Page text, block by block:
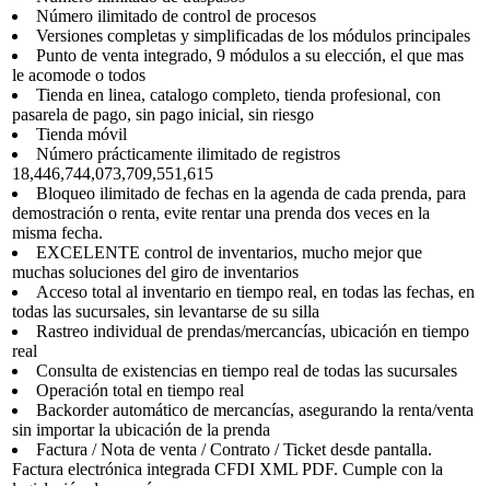
Número ilimitado de control de procesos
Versiones completas y simplificadas de los módulos principales
Punto de venta integrado, 9 módulos a su elección, el que mas
le acomode o todos
Tienda en linea, catalogo completo, tienda profesional, con
pasarela de pago, sin pago inicial, sin riesgo
Tienda móvil
Número prácticamente ilimitado de registros
18,446,744,073,709,551,615
Bloqueo ilimitado de fechas en la agenda de cada prenda, para
demostración o renta, evite rentar una prenda dos veces en la
misma fecha.
EXCELENTE control de inventarios, mucho mejor que
muchas soluciones del giro de inventarios
Acceso total al inventario en tiempo real, en todas las fechas, en
todas las sucursales, sin levantarse de su silla
Rastreo individual de prendas/mercancías, ubicación en tiempo
real
Consulta de existencias en tiempo real de todas las sucursales
Operación total en tiempo real
Backorder automático de mercancías, asegurando la renta/venta
sin importar la ubicación de la prenda
Factura / Nota de venta / Contrato / Ticket desde pantalla.
Factura electrónica integrada CFDI XML PDF. Cumple con la